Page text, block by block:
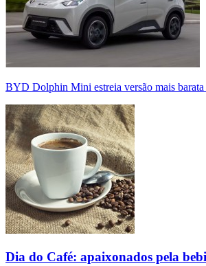
BYD Dolphin Mini estreia versão mais barata
Dia do Café: apaixonados pela